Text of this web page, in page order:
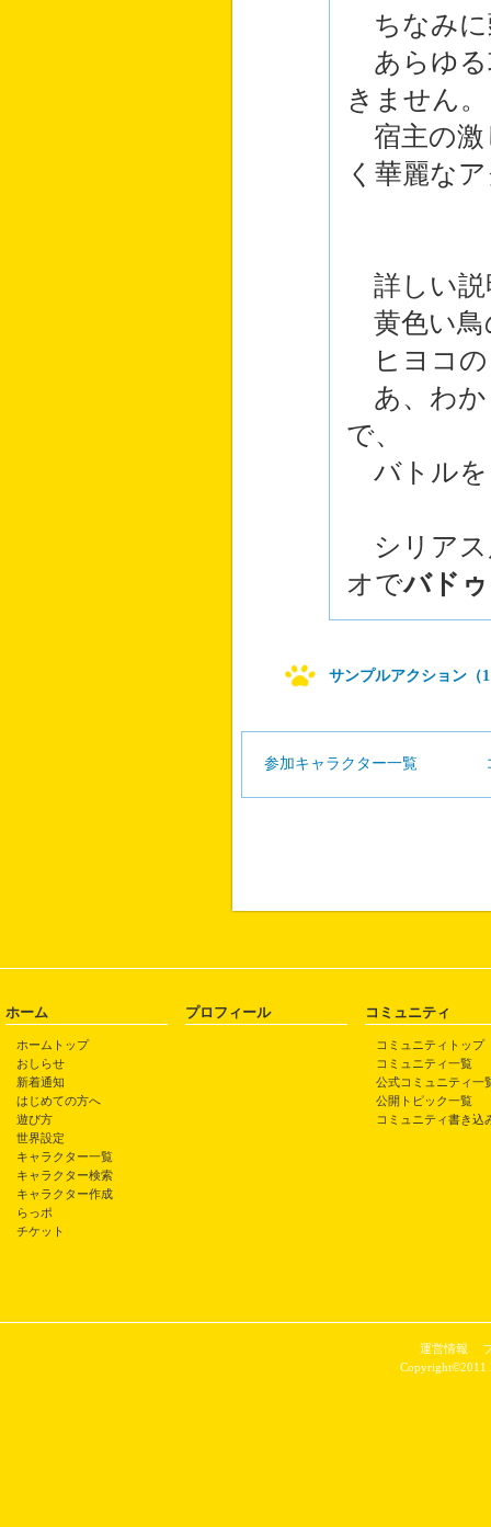
ちなみに
あらゆる
きません。
宿主の激
く華麗な
詳しい説
黄色い鳥
ヒヨコの
あ、わか
で、
バトルを
シリアス
オでバド
サンプルアクション（
参加キャラクター一覧
ホーム
ホームトップ
おしらせ
新着通知
はじめての方へ
遊び方
世界設定
キャラクター一覧
キャラクター検索
キャラクター作成
らっポ
チケット
プロフィール コミュニティ
コミュニティトップ
コミュニティ一覧
公式コミュニティ一
公開トピック一覧
コミュニティ書き込
運営情報
Copyright©2011